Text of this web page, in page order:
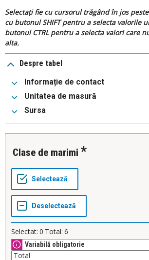
Selectați fie cu cursorul trăgând în jos
cu butonul SHIFT pentru a selecta valorile
butonul CTRL pentru a selecta valori care
alta.
Despre tabel
Informație de contact
Unitatea de masură
Sursa
Clase de marimi
Selectat: 0 Total: 6
Variabilă obligatorie